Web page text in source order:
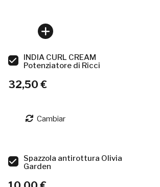
INDIA CURL CREAM
Potenziatore di Ricci
32,50 €
Cambiar
Spazzola antirottura Olivia
Garden